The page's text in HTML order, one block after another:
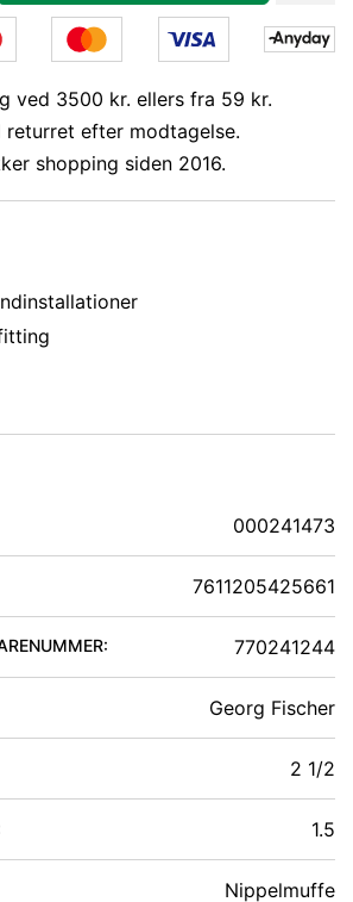
ved 3500 kr. ellers fra 59 kr.
returret efter modtagelse.
shopping siden 2016.
000241473
7611205425661
770241244
Georg Fischer
2 1/2
1.5
Nippelmuffe